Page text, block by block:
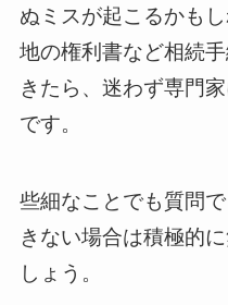
ぬミスが起こるかも
地の権利書など相続
きたら、迷わず専門
です。
些細なことでも質問
きない場合は積極的
しょう。